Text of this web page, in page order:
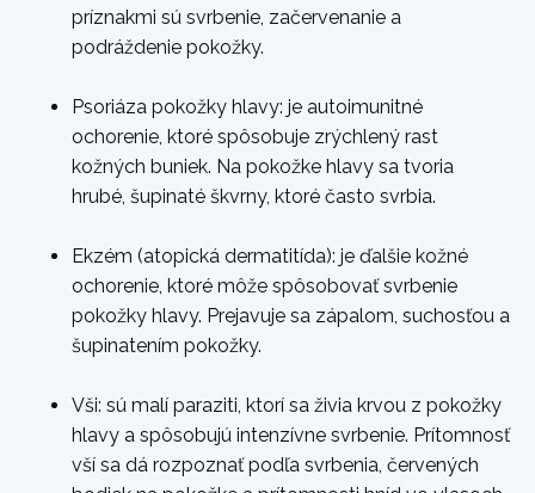
príznakmi sú svrbenie, začervenanie a
podráždenie pokožky.
Psoriáza pokožky hlavy: je autoimunitné
ochorenie, ktoré spôsobuje zrýchlený rast
kožných buniek. Na pokožke hlavy sa tvoria
hrubé, šupinaté škvrny, ktoré často svrbia.
Ekzém (atopická dermatitída): je ďalšie kožné
ochorenie, ktoré môže spôsobovať svrbenie
pokožky hlavy. Prejavuje sa zápalom, suchosťou a
šupinatením pokožky.
Vši: sú malí paraziti, ktorí sa živia krvou z pokožky
hlavy a spôsobujú intenzívne svrbenie. Prítomnosť
vší sa dá rozpoznať podľa svrbenia, červených